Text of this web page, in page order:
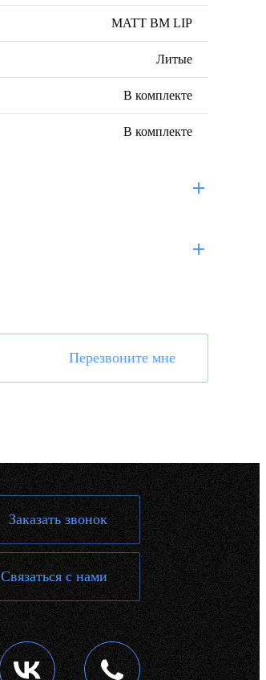
MATT BM LIP
Литые
В комплекте
В комплекте
Перезвоните мне
Заказать звонок
Связаться с нами